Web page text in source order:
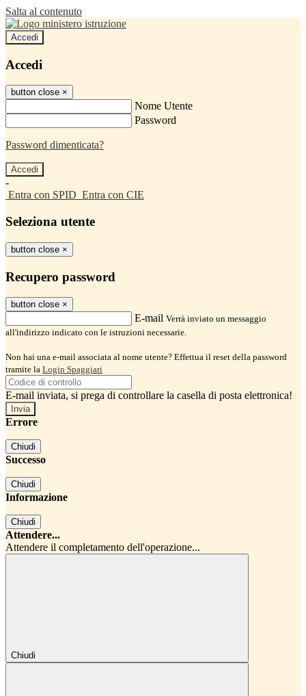
Salta al contenuto
Accedi
Accedi
button close ×
Nome Utente
Password
Password dimenticata?
-
Entra con SPID Entra con CIE
Seleziona utente
button close ×
Recupero password
button close ×
E-mail Verrà inviato un messaggio
all'indirizzo indicato con le istruzioni necessarie.
Non hai una e-mail associata al nome utente? Effettua il reset della password
tramite la Login Spaggiari
E-mail inviata, si prega di controllare la casella di posta elettronica!
Errore
Chiudi
Successo
Chiudi
Informazione
Chiudi
Attendere...
Attendere il completamento dell'operazione...
Chiudi